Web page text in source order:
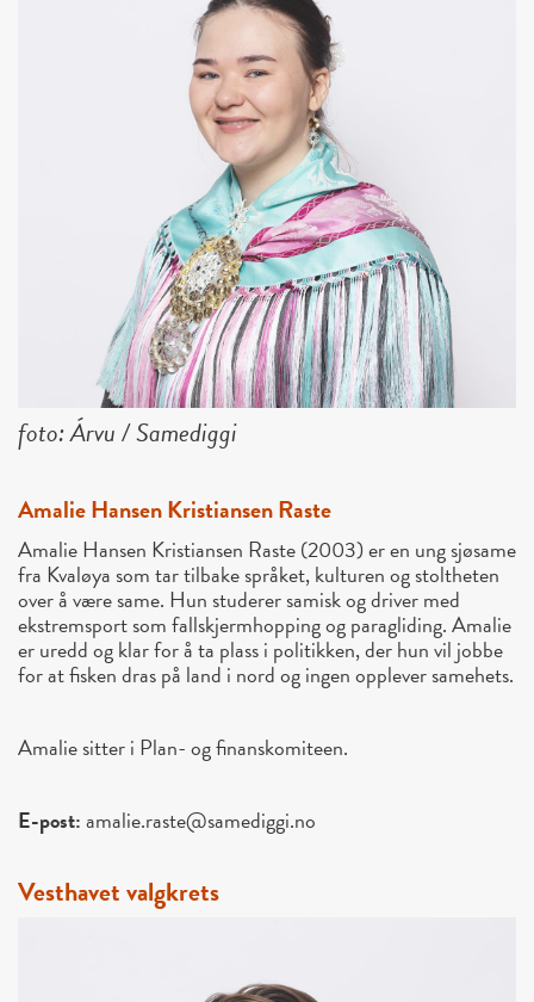
foto: Árvu / Samediggi
Amalie Hansen Kristiansen Raste
Amalie Hansen Kristiansen Raste (2003) er en ung sjøsame
fra Kvaløya som tar tilbake språket, kulturen og stoltheten
over å være same. Hun studerer samisk og driver med
ekstremsport som fallskjermhopping og paragliding. Amalie
er uredd og klar for å ta plass i politikken, der hun vil jobbe
for at fisken dras på land i nord og ingen opplever samehets.
Amalie sitter i Plan- og finanskomiteen.
E-post:amalie.raste@samediggi.no
Vesthavet valgkrets